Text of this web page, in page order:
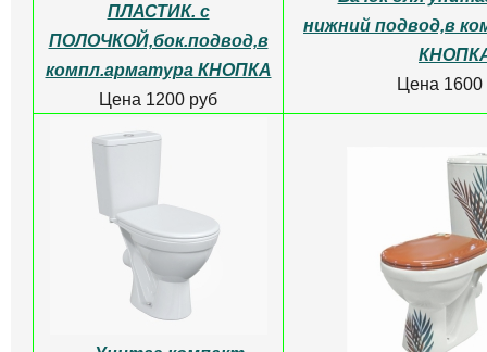
ЭЛИССА косой
выпуск,СИНИЙ
Цена 12500 руб
Унитаз-компакт
Цена